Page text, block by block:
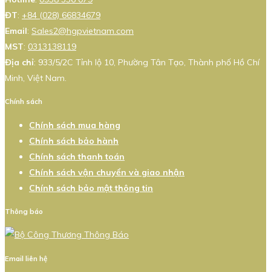
ĐT: +84 (028) 66834679
Email: Sales2@hgpvietnam.com
MST: 0313138119
Địa chỉ: 933/5/2C Tỉnh lộ 10, Phường Tân Tạo, Thành phố Hồ Chí
Minh, Việt Nam.
Chính sách
Chính sách mua hàng
Chính sách bảo hành
Chính sách thanh toán
Chính sách vận chuyển và giao nhận
Chính sách bảo mật thông tin
Thông báo
Email liên hệ